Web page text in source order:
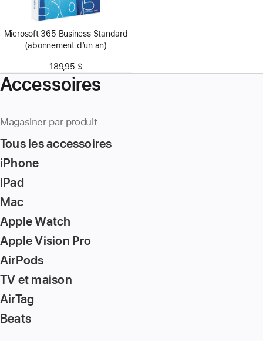
Microsoft 365 Business Standard
(abonnement d’un an)
189,95 $
Accessoires
Magasiner par produit
Tous les accessoires
iPhone
iPad
Mac
Apple Watch
Apple Vision Pro
AirPods
TV et maison
AirTag
Beats